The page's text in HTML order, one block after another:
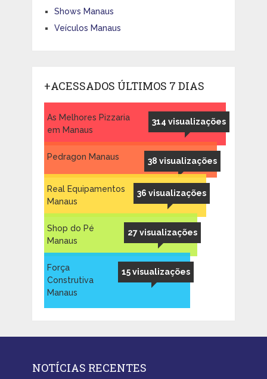
Shows Manaus
Veículos Manaus
+ACESSADOS ÚLTIMOS 7 DIAS
314 visualizações
As Melhores Pizzaria
em Manaus
38 visualizações
Pedragon Manaus
36 visualizações
Real Equipamentos
Manaus
27 visualizações
Shop do Pé
Manaus
15 visualizações
Força
Construtiva
Manaus
NOTÍCIAS RECENTES